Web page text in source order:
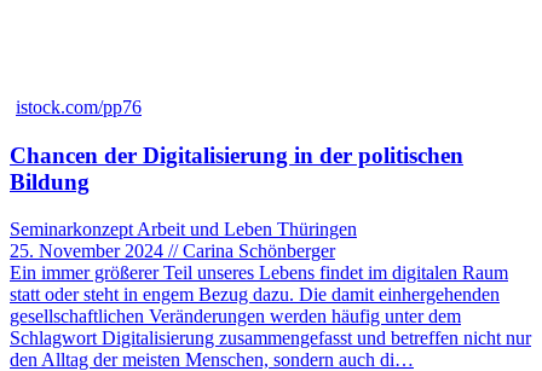
istock.com/pp76
Chancen der Digitalisierung in der politischen
Bildung
Seminarkonzept Arbeit und Leben Thüringen
25. November 2024 // Carina Schönberger
Ein immer größerer Teil unseres Lebens findet im digitalen Raum
statt oder steht in engem Bezug dazu. Die damit einhergehenden
gesellschaftlichen Veränderungen werden häufig unter dem
Schlagwort Digitalisierung zusammengefasst und betreffen nicht nur
den Alltag der meisten Menschen, sondern auch di…